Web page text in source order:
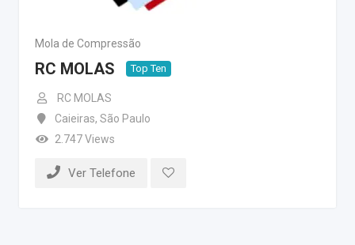
Mola de Compressão
RC MOLAS Top Ten
RC MOLAS
Caieiras, São Paulo
2.747 Views
Ver Telefone